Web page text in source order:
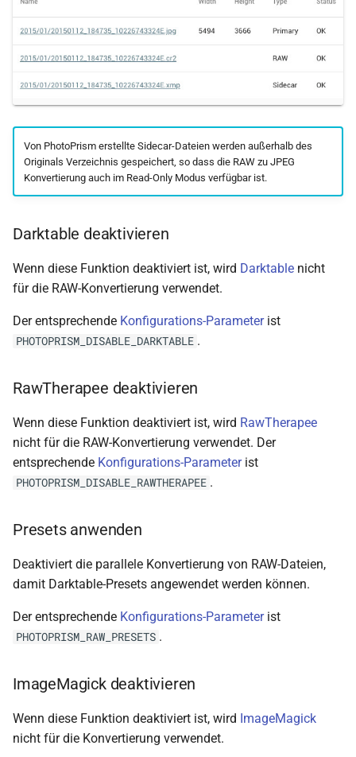
Von PhotoPrism erstellte Sidecar-Dateien werden außerhalb des
Originals Verzeichnis gespeichert, so dass die RAW zu JPEG
Konvertierung auch im Read-Only Modus verfügbar ist.
Darktable deaktivieren
Wenn diese Funktion deaktiviert ist, wird Darktable nicht
für die RAW-Konvertierung verwendet.
Der entsprechende Konfigurations-Parameterist
PHOTOPRISM_DISABLE_DARKTABLE .
RawTherapee deaktivieren
Wenn diese Funktion deaktiviert ist, wird RawTherapee
nicht für die RAW-Konvertierung verwendet. Der
entsprechende Konfigurations-Parameterist
PHOTOPRISM_DISABLE_RAWTHERAPEE .
Presets anwenden
Deaktiviert die parallele Konvertierung von RAW-Dateien,
damit Darktable-Presets angewendet werden können.
Der entsprechende Konfigurations-Parameterist
PHOTOPRISM_RAW_PRESETS .
ImageMagick deaktivieren
Wenn diese Funktion deaktiviert ist, wird ImageMagick
nicht für die Konvertierung verwendet.